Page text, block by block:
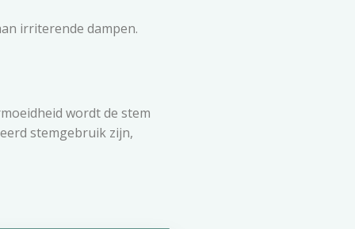
irriterende dampen.
wordt de stem
stemgebruik zijn,